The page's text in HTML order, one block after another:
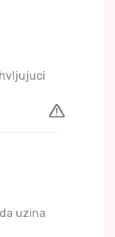
uzina